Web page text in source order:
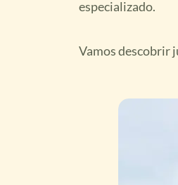
especializado.
Vamos descobrir